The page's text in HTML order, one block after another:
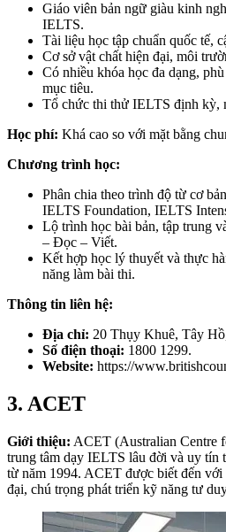
Giáo viên bản ngữ giàu kinh
IELTS.
Tài liệu học tập chuẩn quốc tế,
Cơ sở vật chất hiện đại, môi
Có nhiều khóa học đa dạng,
mục tiêu.
Tổ chức thi thử IELTS định kỳ,
Học phí: Khá cao so với mặt bằng
Chương trình học:
Phân chia theo trình độ từ cơ
IELTS Foundation, IELTS
Lộ trình học bài bản, tập trung
– Đọc – Viết.
Kết hợp học lý thuyết và thực
năng làm bài thi.
Thông tin liên hệ:
Địa chỉ: 20 Thụy Khuê, Tây
Số điện thoại: 1800 1299.
Website: https://
3. ACET
Giới thiệu: ACET (Australian Centre
trung tâm dạy IELTS lâu đời và uy tín
từ năm 1994. ACET được biết đến
đại, chú trọng phát triển kỹ năng tư